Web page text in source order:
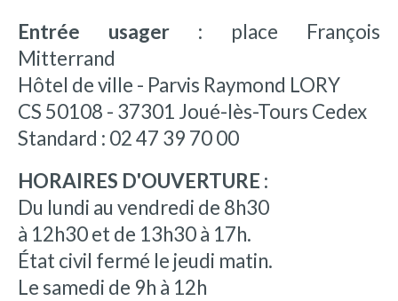
Entrée usager : place François
Mitterrand
Hôtel de ville - Parvis Raymond LORY
CS 50108 - 37301 Joué-lès-Tours Cedex
Standard : 02 47 39 70 00
HORAIRES D'OUVERTURE :
Du lundi au vendredi de 8h30
à 12h30 et de 13h30 à 17h.
État civil fermé le jeudi matin.
Le samedi de 9h à 12h